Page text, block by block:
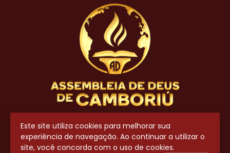
Este site utiliza cookies para melhorar sua
experiência de navegação. Ao continuar a utilizar o
site, você concorda com o uso de cookies.
Contato
(47) 3404-8700